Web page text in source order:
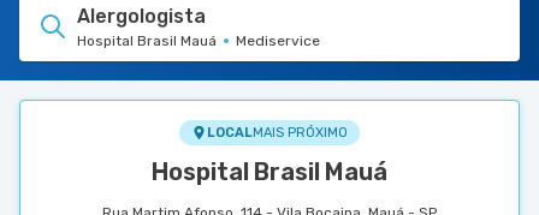
TUASAUDE.COM
Alergologista
Hospital Brasil Mauá Mediservice
LOCALMAIS PRÓXIMO
Hospital Brasil Mauá